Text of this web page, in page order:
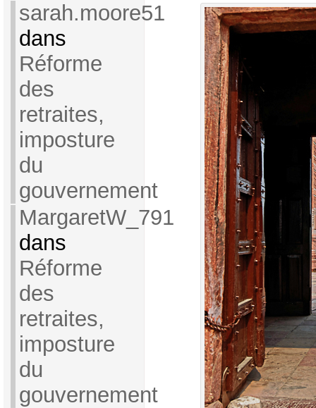
sarah.moore51
dans
Réforme
des
retraites,
imposture
du
gouvernement
MargaretW_791
dans
Réforme
des
retraites,
imposture
du
gouvernement